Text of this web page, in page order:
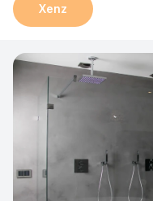
Xenz